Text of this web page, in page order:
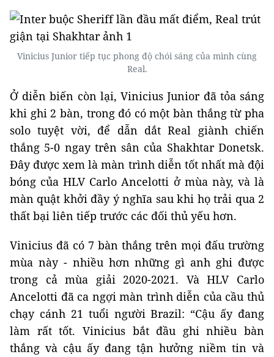
Vinicius Junior tiếp tục phong độ chói sáng của mình cùng
Real.
Ở diễn biến còn lại, Vinicius Junior đã tỏa sáng
khi ghi 2 bàn, trong đó có một bàn thắng từ pha
solo tuyệt vời, để dẫn dắt Real giành chiến
thắng 5-0 ngay trên sân của Shakhtar Donetsk.
Đây được xem là màn trình diễn tốt nhất mà đội
bóng của HLV Carlo Ancelotti ở mùa này, và là
màn quật khởi đầy ý nghĩa sau khi họ trải qua 2
thất bại liên tiếp trước các đối thủ yếu hơn.
Vinicius đã có 7 bàn thắng trên mọi đấu trường
mùa này - nhiều hơn những gì anh ghi được
trong cả mùa giải 2020-2021. Và HLV Carlo
Ancelotti đã ca ngợi màn trình diễn của cầu thủ
chạy cánh 21 tuổi người Brazil: “Cậu ấy đang
làm rất tốt. Vinicius bắt đầu ghi nhiều bàn
thắng và cậu ấy đang tận hưởng niềm tin và